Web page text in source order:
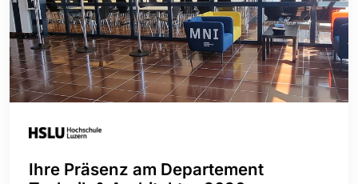
Ihre Präsenz am Departement